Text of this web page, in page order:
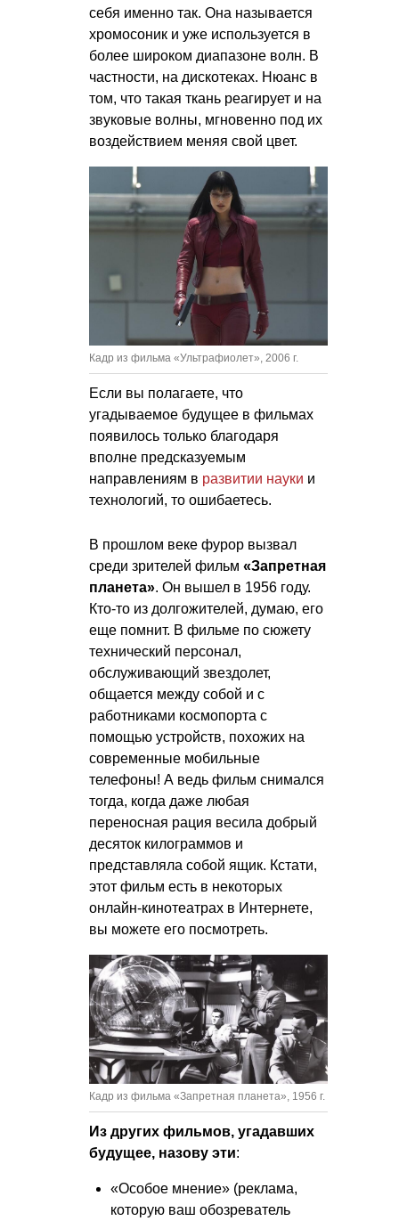
себя именно так. Она называется
хромосоник и уже используется в
более широком диапазоне волн. В
частности, на дискотеках. Нюанс в
том, что такая ткань реагирует и на
звуковые волны, мгновенно под их
воздействием меняя свой цвет.
Кадр из фильма «Ультрафиолет», 2006 г.
Если вы полагаете, что
угадываемое будущее в фильмах
появилось только благодаря
вполне предсказуемым
направлениям в развитии науки и
технологий, то ошибаетесь.
В прошлом веке фурор вызвал
среди зрителей фильм «Запретная
планета». Он вышел в 1956 году.
Кто-то из долгожителей, думаю, его
еще помнит. В фильме по сюжету
технический персонал,
обслуживающий звездолет,
общается между собой и с
работниками космопорта с
помощью устройств, похожих на
современные мобильные
телефоны! А ведь фильм снимался
тогда, когда даже любая
переносная рация весила добрый
десяток килограммов и
представляла собой ящик. Кстати,
этот фильм есть в некоторых
онлайн-кинотеатрах в Интернете,
вы можете его посмотреть.
Кадр из фильма «Запретная планета», 1956 г.
Из других фильмов, угадавших
будущее, назову эти:
«Особое мнение» (реклама,
которую ваш обозреватель